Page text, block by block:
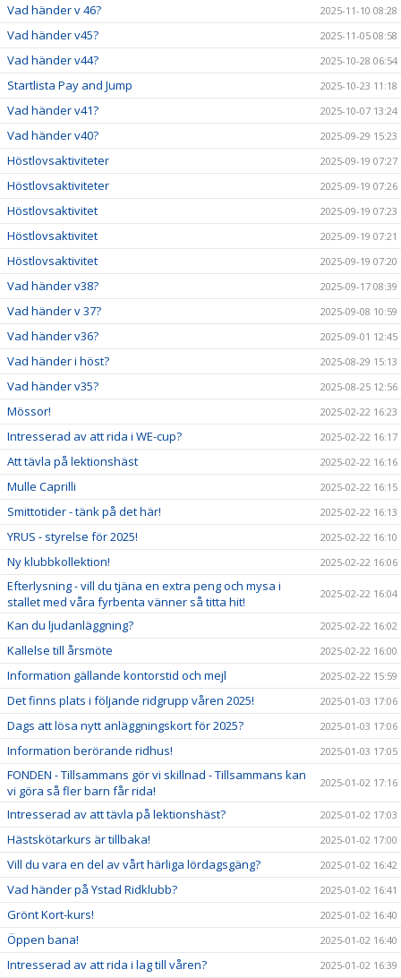
Vad händer v 46? 2025-11-10 08:28
Vad händer v45? 2025-11-05 08:58
Vad händer v44? 2025-10-28 06:54
Startlista Pay and Jump 2025-10-23 11:18
Vad händer v41? 2025-10-07 13:24
Vad händer v40? 2025-09-29 15:23
Höstlovsaktiviteter 2025-09-19 07:27
Höstlovsaktiviteter 2025-09-19 07:26
Höstlovsaktivitet 2025-09-19 07:23
Höstlovsaktivitet 2025-09-19 07:21
Höstlovsaktivitet 2025-09-19 07:20
Vad händer v38? 2025-09-17 08:39
Vad händer v 37? 2025-09-08 10:59
Vad händer v36? 2025-09-01 12:45
Vad händer i höst? 2025-08-29 15:13
Vad händer v35? 2025-08-25 12:56
Mössor! 2025-02-22 16:23
Intresserad av att rida i WE-cup? 2025-02-22 16:17
Att tävla på lektionshäst 2025-02-22 16:16
Mulle Caprilli 2025-02-22 16:15
Smittotider - tänk på det här! 2025-02-22 16:13
YRUS - styrelse för 2025! 2025-02-22 16:10
Ny klubbkollektion! 2025-02-22 16:06
Efterlysning - vill du tjäna en extra peng och mysa i
stallet med våra fyrbenta vänner så titta hit!
2025-02-22 16:04
Kan du ljudanläggning? 2025-02-22 16:02
Kallelse till årsmöte 2025-02-22 16:00
Information gällande kontorstid och mejl 2025-02-22 15:59
Det finns plats i följande ridgrupp våren 2025! 2025-01-03 17:06
Dags att lösa nytt anläggningskort för 2025? 2025-01-03 17:06
Information berörande ridhus! 2025-01-03 17:05
FONDEN - Tillsammans gör vi skillnad - Tillsammans kan
vi göra så fler barn får rida!
2025-01-02 17:16
Intresserad av att tävla på lektionshäst? 2025-01-02 17:03
Hästskötarkurs är tillbaka! 2025-01-02 17:00
Vill du vara en del av vårt härliga lördagsgäng? 2025-01-02 16:42
Vad händer på Ystad Ridklubb? 2025-01-02 16:41
Grönt Kort-kurs! 2025-01-02 16:40
Öppen bana! 2025-01-02 16:40
Intresserad av att rida i lag till våren? 2025-01-02 16:39